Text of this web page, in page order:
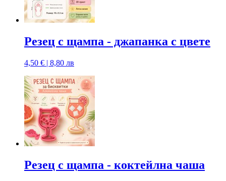
Резец с щампa - джапанка с цвете
4,50 € | 8,80 лв
Резец с щампa - коктейлна чаша